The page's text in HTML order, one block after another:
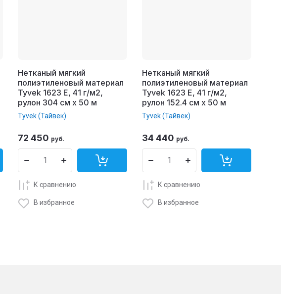
Нетканый мягкий
полиэтиленовый материал
Tyvek 1623 E, 41 г/м2,
рулон 304 см x 50 м
Tyvek (Тайвек)
72 450 руб.
К сравнению
В избранное
Нетканый мягкий
полиэтиленовый материал
Tyvek 1623 E, 41 г/м2,
рулон 152.4 см x 50 м
Tyvek (Тайвек)
34 440 руб.
К сравнению
В избранное